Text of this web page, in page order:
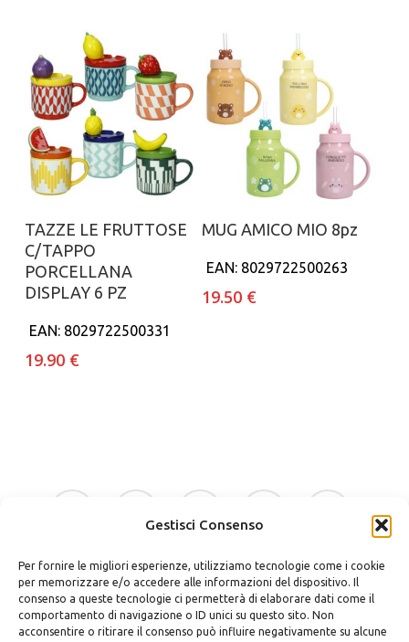
Gestisci Consenso
Per fornire le migliori esperienze, utilizziamo tecnologie come i cookie
per memorizzare e/o accedere alle informazioni del dispositivo. Il
consenso a queste tecnologie ci permetterà di elaborare dati come il
comportamento di navigazione o ID unici su questo sito. Non
acconsentire o ritirare il consenso può influire negativamente su alcune
Aggiungi al carrello
TAZZE LE FRUTTOSE
C/TAPPO
PORCELLANA
DISPLAY 6 PZ
EAN: 8029722500331
19.90 €
Aggiungi al carrello
MUG AMICO MIO 8pz
EAN: 8029722500263
19.50 €
facebook
google-
instagram whatsapp tiktok
phone email